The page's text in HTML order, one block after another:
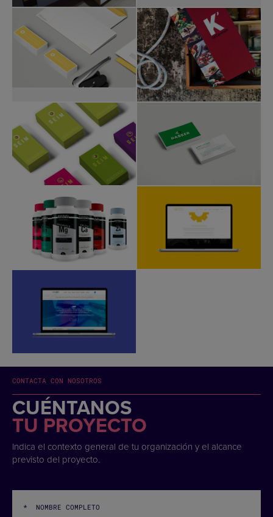
CONTACTA CON NOSOTROS
CUÉNTANOS
TU PROYECTO
Indica el contexto general de tu organización y el alcance
previsto del proyecto.